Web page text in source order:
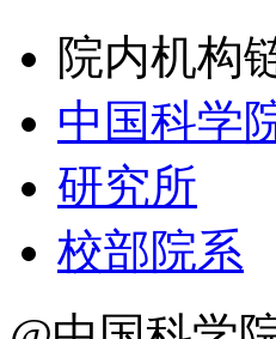
院内机构
中国科学
研究所
校部院系